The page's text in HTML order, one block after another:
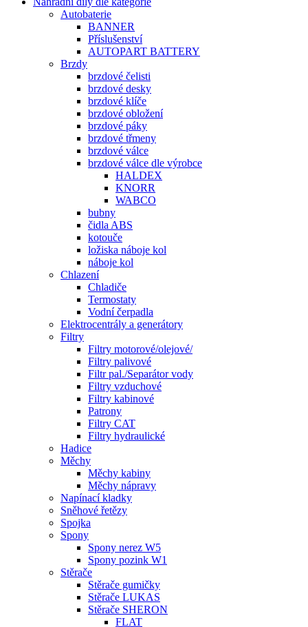
Autobaterie
BANNER
Příslušenství
AUTOPART BATTERY
Brzdy
brzdové čelisti
brzdové desky
brzdové klíče
brzdové obložení
brzdové páky
brzdové třmeny
brzdové válce
brzdové válce dle výrobce
HALDEX
KNORR
WABCO
bubny
čidla ABS
kotouče
ložiska náboje kol
náboje kol
Chlazení
Chladiče
Termostaty
Vodní čerpadla
Elektrocentrály a generátory
Filtry
Filtry motorové/olejové/
Filtry palivové
Filtr pal./Separátor vody
Filtry vzduchové
Filtry kabinové
Patrony
Filtry CAT
Filtry hydraulické
Hadice
Měchy
Měchy kabiny
Měchy nápravy
Napínací kladky
Sněhové řetězy
Spojka
Spony
Spony nerez W5
Spony pozink W1
Stěrače
Stěrače gumičky
Stěrače LUKAS
Stěrače SHERON
FLAT